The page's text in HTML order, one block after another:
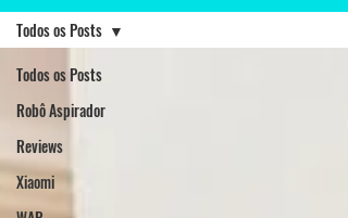
Todos os Posts
Robô Aspirador
Reviews
Xiaomi
Todos os Posts